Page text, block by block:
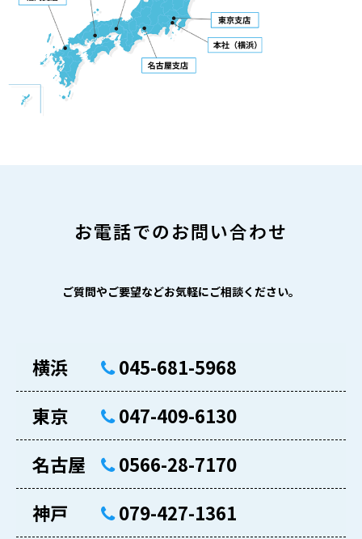
お電話でのお問い合わせ
ご質問やご要望などお気軽にご相談ください。
横浜
045-681-5968
東京
047-409-6130
名古屋
0566-28-7170
神戸
079-427-1361